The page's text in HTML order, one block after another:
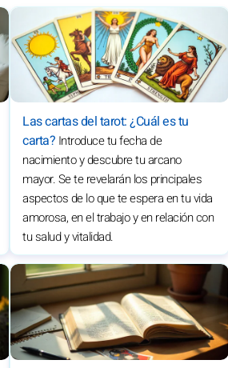
Las cartas del tarot: ¿Cuál es tu
carta? Introduce tu fecha de
nacimiento y descubre tu arcano
mayor. Se te revelarán los principales
aspectos de lo que te espera en tu vida
amorosa, en el trabajo y en relación con
tu salud y vitalidad.